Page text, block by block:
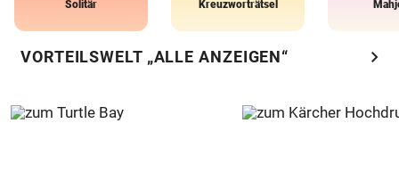
Solitär Kreuzworträtsel
VORTEILSWELT „ALLE ANZEIGEN“ chevron_right